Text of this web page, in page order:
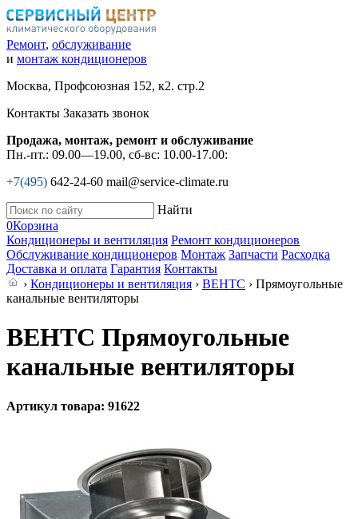
Ремонт, обслуживание
и монтаж кондиционеров
Москва, Профсоюзная 152, к2. стр.2
Контакты Заказать звонок
Продажа, монтаж, ремонт и обслуживание
Пн.-пт.: 09.00—19.00, сб-вс: 10.00-17.00:
+7(495) 642-24-60 mail@service-climate.ru
Найти
0Корзина
Кондиционеры и вентиляция Ремонт кондиционеров
Обслуживание кондиционеров Монтаж Запчасти Расходка
Доставка и оплата Гарантия Контакты
› Кондиционеры и вентиляция › ВЕНТС › Прямоугольные
канальные вентиляторы
ВЕНТС Прямоугольные
канальные вентиляторы
Артикул товара: 91622